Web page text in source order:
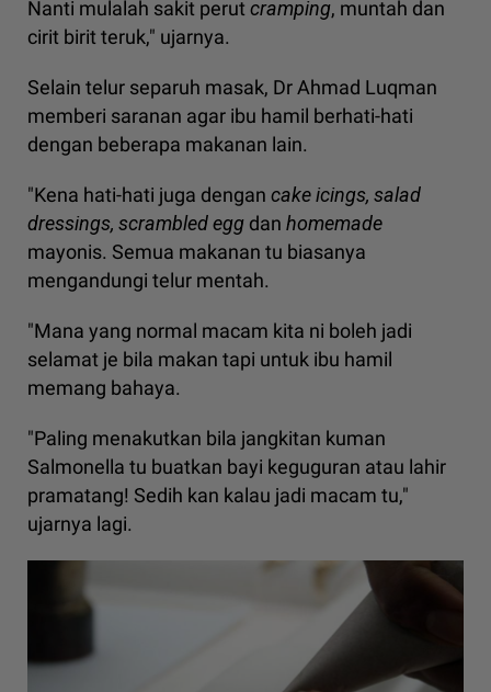
Nanti mulalah sakit perutcramping, muntah dan
cirit birit teruk," ujarnya.
Selain telur separuh masak, Dr Ahmad Luqman
memberi saranan agar ibu hamil berhati-hati
dengan beberapa makanan lain.
"Kena hati-hati juga dengan cake icings, salad
dressings, scrambled egg dan homemade
mayonis. Semua makanan tu biasanya
mengandungi telur mentah.
"Mana yang normal macam kita ni boleh jadi
selamat je bila makan tapi untuk ibu hamil
memang bahaya.
"Paling menakutkan bila jangkitan kuman
Salmonella tu buatkan bayi keguguran atau lahir
pramatang! Sedih kan kalau jadi macam tu,"
ujarnya lagi.